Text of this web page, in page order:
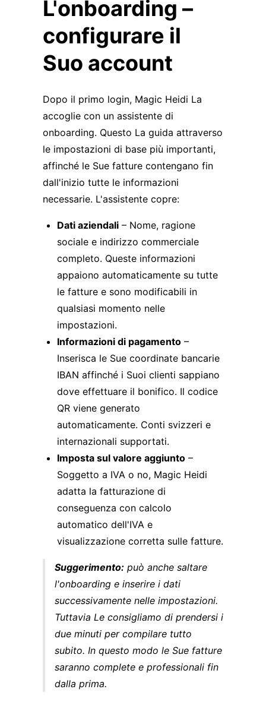
L'onboarding –
configurare il
Suo account
Dopo il primo login, Magic Heidi La
accoglie con un assistente di
onboarding. Questo La guida attraverso
le impostazioni di base più importanti,
affinché le Sue fatture contengano fin
dall'inizio tutte le informazioni
necessarie. L'assistente copre:
Dati aziendali – Nome, ragione
sociale e indirizzo commerciale
completo. Queste informazioni
appaiono automaticamente su tutte
le fatture e sono modificabili in
qualsiasi momento nelle
impostazioni.
Informazioni di pagamento –
Inserisca le Sue coordinate bancarie
IBAN affinché i Suoi clienti sappiano
dove effettuare il bonifico. Il codice
QR viene generato
automaticamente. Conti svizzeri e
internazionali supportati.
Imposta sul valore aggiunto –
Soggetto a IVA o no, Magic Heidi
adatta la fatturazione di
conseguenza con calcolo
automatico dell'IVA e
visualizzazione corretta sulle fatture.
Suggerimento: può anche saltare
l'onboarding e inserire i dati
successivamente nelle impostazioni.
Tuttavia Le consigliamo di prendersi i
due minuti per compilare tutto
subito. In questo modo le Sue fatture
saranno complete e professionali fin
dalla prima.